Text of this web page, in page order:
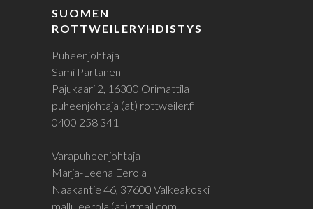
SUOMEN
ROTTWEILERYHDISTYS
Puheenjohtaja
Sami Partanen
Pajukaari 2, 16300 Orimattila
puheenjohtaja (at) rottweiler.fi
0400 258 341
Varapuheenjohtaja
Marja-Leena Eerola
Naakantie 46, 37600 Valkeakoski
mallu.eerola (at) gmail.com